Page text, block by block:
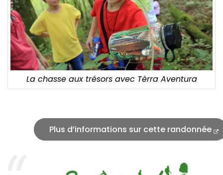
La chasse aux trésors avec Tèrra Aventura
Plus d’informations sur cette randonnée